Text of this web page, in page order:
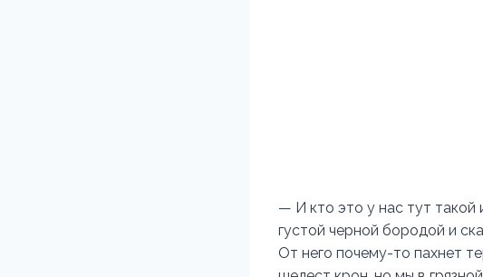
— И кто это у нас тут
густой черной бородой и
От него почему-то пахнет